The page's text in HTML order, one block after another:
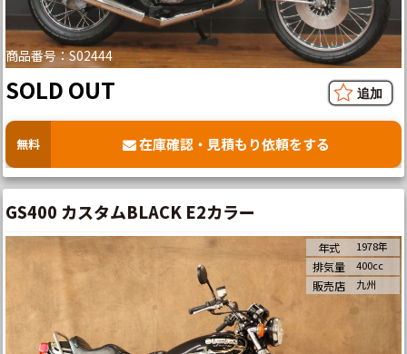
商品番号：S02444
SOLD OUT
無料 在庫確認・見積もり依頼をする
GS400 カスタムBLACK E2カラー
年式 1978年
排気量 400cc
販売店 九州